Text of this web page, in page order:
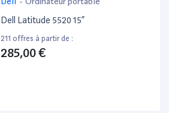
Dell Latitude 5520 15”
211 offres à partir de :
285,00 €